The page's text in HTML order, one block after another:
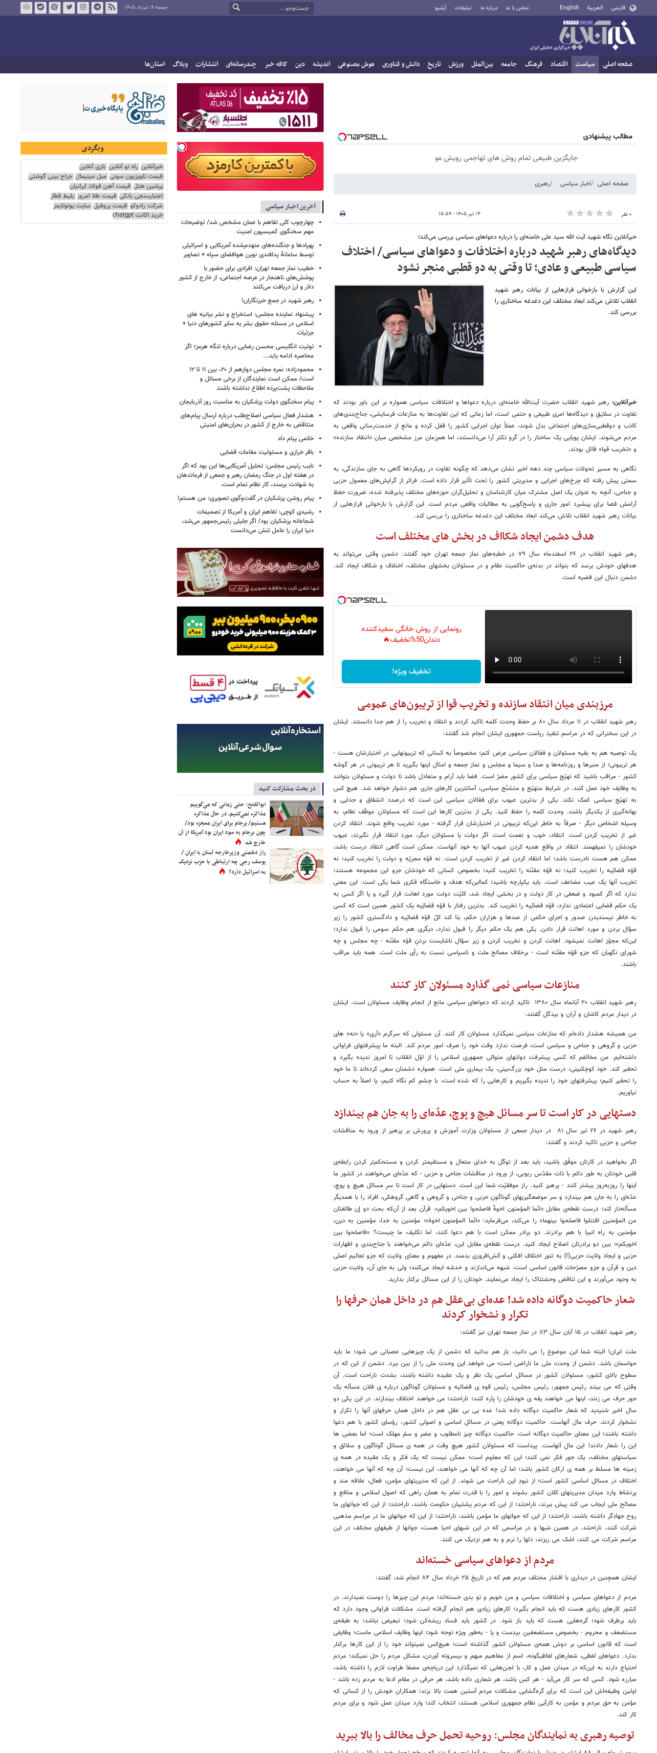
فارسی العربية English تماس با ما درباره ما تبلیغات آرشیو جمعه ۱۶ مرداد ۱۴۰۵
صفحه اصلی سیاست اقتصاد فرهنگ جامعه بین‌الملل ورزش تاریخ دانش و فناوری هوش مصنوعی اندیشه دین کافه خبر چندرسانه‌ای انتشارات وبلاگ استان‌ها
مطالب پیشنهادی
جایگزین طبیعی تمام روش های تهاجمی رویش مو
صفحه اصلی اخبار سیاسی رهبری
۰ نفر ۱۴ تیر ۱۴۰۵ - ۱۵:۵۹
خبرآنلاین نگاه شهید آیت الله سید علی خامنه‌ای را درباره دعواهای سیاسی بررسی می‌کند؛
دیدگاه‌های رهبر شهید درباره اختلافات و دعواهای سیاسی/ اختلاف
سیاسی طبیعی و عادی؛ تا وقتی به دو قطبی منجر نشود
این گزارش با بازخوانی فرازهایی از بیانات رهبر شهید
انقلاب تلاش می‌کند ابعاد مختلف این دغدغه ساختاری را
بررسی کند.
خبرآنلاین:رهبر شهید انقلاب حضرت آیت‌الله خامنه‌ای درباره دعواها و اختلافات سیاسی همواره بر این باور بودند که
تفاوت در سلایق و دیدگاه‌ها امری طبیعی و حتمی است، اما زمانی که این تفاوت‌ها به منازعات فرسایشی، جناح‌بندی‌های
کاذب و دوقطبی‌سازی‌های اجتماعی بدل شوند، عملاً توان اجرایی کشور را قفل کرده و مانع از خدمت‌رسانی واقعی به
مردم می‌شوند. ایشان پویایی یک ساختار را در گرو تکثر آرا می‌دانستند، اما هم‌زمان مرز مشخصی میان «انتقاد سازنده»
و «تخریب قوا» قائل بودند.
نگاهی به مسیر تحولات سیاسی چند دهه اخیر نشان می‌دهد که چگونه تفاوت در رویکردها گاهی به جای سازندگی، به
سمتی پیش رفته که چرخ‌های اجرایی و مدیریتی کشور را تحت تأثیر قرار داده است. فراتر از گرایش‌های معمول حزبی
و جناحی، آنچه به عنوان یک اصل مشترک میان کارشناسان و تحلیل‌گران حوزه‌های مختلف پذیرفته شده، ضرورت حفظ
آرامش فضا برای پیشبرد امور جاری و پاسخ‌گویی به مطالبات واقعی مردم است. این گزارش با بازخوانی فرازهایی از
بیانات رهبر شهید انقلاب تلاش می‌کند ابعاد مختلف این دغدغه ساختاری را بررسی کند.
هدف دشمن ایجاد شکااف در بخش های مختلف است
رهبر شهید انقلاب در ۲۶ اسفندماه سال ۷۹ در خطبه‌های نماز جمعه تهران‌ خود گفتند: دشمن وقتی می‌تواند به
هدفهای خودش برسد که بتواند در بدنه‌ی حاکمیت نظام و در مسئولان بخشهای مختلف، اختلاف و شکاف ایجاد کند.
دشمن دنبال این قضیه است.
رونمایی از روش خانگی سفیدکننده
دندان50%تخفیف🔥
تخفیف ویژه!
مرزبندی میان انتقاد سازنده و تخریب قوا از تریبون‌های عمومی
رهبر شهید انقلاب در ۱۱ مرداد سال ۸۰ بر حفظ وحدت کلمه تاکید کردند و انتقاد و تخریب را از هم جدا دانستند. ایشان
در این سخنرانی که در مراسم تنفیذ ریاست جمهوری ایشان انجام شد گفتند:
یک توصیه هم به بقیه مسئولان و فعّالان سیاسی عرض کنم؛ مخصوصاً به کسانی که تریبونهایی در اختیارشان هست -
هر تریبونی؛ از منبرها و روزنامه‌ها و صدا و سیما و مجلس و نماز جمعه و امثال اینها بگیرید تا هر تریبونی در هر گوشه
کشور - مراقب باشید که تهیّج سیاسی برای کشور مضرّ است. فضا باید آرام و متعادل باشد تا دولت و مسئولان بتوانند
به وظایف خود عمل کنند. در شرایط متهیّج و متشنّج سیاسی، آسانترین کارهای جاری هم دشوار خواهد شد. هیچ کس
به تهیّج سیاسی کمک نکند. یکی از بدترین عیوب برای فعّالان سیاسی این است که درصدد انشقاق و جدایی و
بهانه‌گیری از یکدیگر باشند. وحدت کلمه را حفظ کنید. یکی از بدترین کارها این است که مسئولانِ موظّف نظام، به
وسیله اشخاص دیگر - صرفاً به خاطر این‌که تریبونی در اختیارشان قرار گرفته - مورد تخریب واقع شوند. انتقاد کردن
غیر از تخریب کردن است. انتقاد، خوب و نعمت است. اگر دولت یا مسئولان دیگر، مورد انتقاد قرار نگیرند، عیوب
خودشان را نمیفهمند. انتقاد در واقع هدیه کردن عیوب آنها به خود آنهاست. ممکن است گاهی انتقاد درست باشد،
ممکن هم هست نادرست باشد؛ اما انتقاد کردن غیر از تخریب کردن است. نه قوّه مجریّه و دولت را تخریب کنید؛ نه
قوّه قضایّیه را تخریب کنید؛ نه قوّه مقنّنه را تخریب کنید؛ بخصوص کسانی که خودشان جزو این مجموعه هستند؛
تخریب آنها یک عیب مضاعف است. باید یکپارچه باشید؛ کمااین‌که هدف و خاستگاه فکری شما یکی است. این معنی
ندارد که اگر کمبود و ضعفی در کار دولت و در بخشی ایجاد شد، کلیّت دولت مورد اهانت قرار گیرد و یا اگر کسی به
یک حکم قضایی اعتمادی ندارد، قوّه قضایّیه را تخریب کند. بدترین رفتار با قوّه قضایّیه یک کشور همین است که کسی
به خاطر نپسندیدن صدور و اجرای حکمی از صدها و هزاران حکم، بنا کند کلّ قوّه قضایّیه و دادگستری کشور را زیر
سؤال بردن و مورد اهانت قرار دادن. یکی هم یک حکم دیگر را قبول ندارد، دیگری هم حکم سومی را قبول ندارد؛
این‌که مجوّز اهانت نمیشود. اهانت کردن و تخریب کردن و زیر سؤال ناشایست بردنِ قوّه مقنّنه - چه مجلس و چه
شورای نگهبان که جزو قوّه مقنّنه است - برخلاف مصالح ملت و ناسپاسی نسبت به رأی ملت است. همه باید مراقب
باشند.
منازعات سیاسی نمی گذارد مسئولان کار کنند
رهبر شهید انقلاب ۲۰ آبانماه سال ۱۳۸۰ تاکید کردند که دعواهای سیاسی مانع از انجام وظایف مسئولان است. ایشان
در دیدار مردم کاشان و آران و بیدگل‌ گفتند:
من همیشه هشدار داده‌ام که منازعات سیاسی نمیگذارد مسئولان کار کنند. آن مسئولی که سرگرم «آری» یا «نه» های
حزبی و گروهی و جناحی و سیاسی است، فرصت ندارد وقت خود را صرف امور مردم کند. البته ما پیشرفتهای فراوانی
داشته‌ایم. من مخالفم که کسی پیشرفت دولتهای متوالی جمهوری اسلامی را از اوّل انقلاب تا امروز ندیده بگیرد و
تحقیر کند. خود کوچکبینی، درست مثل خود بزرگ‌بینی، یک بیماری ملی است. همواره دشمنان سعی کرده‌اند تا ما خود
را تحقیر کنیم؛ پیشرفتهای خود را ندیده بگیریم و کارهایی را که شده است، با چشمِ کم نگاه کنیم، یا اصلاً به حساب
نیاوریم.
دستهایی در کار است تا سر مسائل هیچ و پوچ، عدّه‌ای را به جان هم بیندازد
رهبر شهید در ۲۶ تیر سال ۸۱ در دیدار جمعی از مسئولان وزارت آموزش و پرورش‌ بر پرهیز از ورود به مناقشات
جناحی و حزبی تاکید کردند و گفتند:
اگر بخواهید در کارتان موفّق باشید، باید بعد از توکّل به خدای متعال و مستقیمتر کردن و مستحکم‌تر کردن رابطه‌ی
قلبی خودتان به طور دائم با ذات مقدّس ربوبی، از ورود در مناقشات جناحی و حزبی - که عدّه‌ای می‌خواهند در کشور ما
اینها را روزبه‌روز بیشتر کنند - پرهیز کنید. راز موفقیّت شما این است. دستهایی در کار است تا سرِ مسائل هیچ و پوچ،
عدّه‌ای را به جان هم بیندازد و سر موضعگیریهای گوناگونِ حزبی و جناحی و گروهی و گاهی گروهکی، افراد را با همدیگر
مسأله‌دار کند؛ درست نقطه‌ی مقابل «انّما المؤمنون اخوةٌ فاصلحوا بین اخویکم». قرآن بعد از آن‌که بحث «و إن طائفتان
من المؤمنین اقتتلوا فاصلحوا بینهما» را می‌کند، می‌فرماید: «انّما المؤمنون اخوة»؛ مؤمنین به خدا، مؤمنین به دین،
مؤمنین به راه انبیا با هم برادرند. دو برادر ممکن است با هم دعوا کنند، اما تکلیف ما چیست؟ «فاصلحوا بین
اخویکم»؛ بین دو برادرتان اصلاح ایجاد کنید. درست نقطه‌ی مقابل این، عدّه‌ای دائم می‌خواهند با جناح‌بندی و اظهارات
حزبی و ایجاد ولایت حزبی(!) به تنور اختلاف افکنی و آتش‌افروزی بدمند. در مفهوم و معنای ولایت که جزو تعالیم اصلی
دین و قرآن و جزو مصرّحات قانون اساسی است، شبهه می‌اندازند و خدشه ایجاد می‌کنند؛ ولی به جای آن، ولایت حزبی
به وجود می‌آورند و این تناقض وحشتناک را ایجاد می‌نمایند. خودتان را از این مسائل برکنار بدارید.
شعار حاکمیت دوگانه داده شد! عده‌ای بی‌عقل هم در داخل همان حرفها را
تکرار و نشخوار کردند
رهبر شهید انقلاب در ۱۵ آبان سال ۸۳ در نماز جمعه تهران نیز گفتند:
ملت ایران! البته شما این موضوع را می دانید، باز هم بدانید که دشمن از یک چیزهایی عصبانی می شود؛ ما باید
حواسمان باشد. دشمن از وحدت ملی ما ناراضی است؛ می خواهد این وحدت ملی را از بین ببرد. دشمن از این که در
سطوح بالای کشور، مسئولان کشور در مسائل اساسی یک نظر و یک عقیده داشته باشند، بشدت ناراحت است. آن
وقتی که می بینند رئیس جمهور، رئیس مجلس، رئیس قوه ی قضائیه و مسئولان گوناگون درباره ی فلان مسأله یک
جور حرف می زنند، اینها می خواهند یقه ی خودشان را پاره کنند؛ ناراحتند؛ می خواهند اختلاف بیندازند. در این یکی دو
سال اخیر شنیدید که شعار حاکمیت دوگانه داده شد! عده یی بی عقل هم در داخل همان حرفهای آنها را تکرار و
نشخوار کردند. حرف مال آنهاست. حاکمیت دوگانه یعنی در مسائل اساسی و اصولی کشور، رؤسای کشور با هم دعوا
داشته باشند؛ این معنای حاکمیت دوگانه است. حاکمیت دوگانه چیز نامطلوب و مضر و سمّ مهلک است؛ اما بعضی ها
این را شعار دادند! این مالِ آنهاست. پیداست که مسئولان کشور هیچ وقت در همه ی مسائل گوناگون و سلائق و
سیاستهای مختلف، یک جور فکر نمی کنند؛ این که معلوم است؛ ممکن نیست که یک فکر و یک عقیده در همه ی
زمینه ها مسلط بر همه ی ارکان کشور باشد؛ اما آن چه که آنها می خواهند، این نیست؛ آن چه که آنها می خواهند،
اختلاف در مسائل اساسی کشور است؛ از نبودِ این ناراحت می شوند. از این که مدیریتهای مؤمن، فعال، علاقه مند و
پرنشاط وارد میدان مدیریتهای کلان کشور بشوند و امور را با قدرت تمام به همان راهی که اصول اسلامی و منافع و
مصالح ملی ایجاب می کند پیش ببرند، ناراحتند؛ از این که مردم پشتیبان حکومت باشند، ناراحتند؛ از این که جوانهای ما
روح جهادگر داشته باشند، ناراحتند؛ از این که جوانهای ما مؤمن باشند، ناراحتند؛ از این که جوانهای ما در مراسم مذهبی
شرکت کنند، ناراحتند. در همین شبها و در مراسمی که در این شبهای احیا هست، جوانها از طیفهای مختلف در این
مراسم شرکت می کنند، اشک می ریزند، دلها را نرم و به هم نزدیک می کنند.
مردم از دعواهای سیاسی خسته‌اند
ایشان همچنین در دیداری با اقشار مختلف مردم‌ هم که در تاریخ ۲۵ خرداد سال ۸۴ انجام شد، گفتند:
مردم از دعواهای سیاسی و اختلافات سیاسی و من خوبم و تو بدی خسته‌اند؛ مردم این چیزها را دوست نمیدارند. در
کشور کارهای زیادی هست که باید انجام بگیرد؛ کارهای زیادی هم انجام گرفته است. مشکلات فراوانی وجود دارد که
باید برطرف شود؛ گره‌هایی هست که باید باز شود. در کشور باید فساد ریشه‌کن شود؛ تبعیض نباشد؛ به طبقه‌ی
مستضعف و محروم - بخصوص مستضعفینِ بیدست و پا - به‌طور ویژه توجه شود؛ اینها وظایف اسلامی ماست؛ وظایفی
است که قانون اساسی بر دوش همه‌ی مسئولان کشور گذاشته است؛ هیچ‌کس نمیتواند خود را از این کارها برکنار
بدارد. دعواهای لفظی، شعارهای لفاظیگونه، اسم از مفاهیم مبهم و بیسروته آوردن، مشکل مردم را حل نمیکند؛ مردم
احتیاج دارند به این‌که در میدان عمل و کار، با لجن‌هایی که نمیگذارد این دریاچه‌ی مصفا طراوت لازم را داشته باشد،
مبارزه شود. کسی که سر کار می‌آید - هر کس باشد، هر شعاری داده باشد، هر حرفی در مقام ادعا به مردم زده باشد -
اولین وظیفه‌اش این است که برای گره‌گشایی مشکلات مردم آستین همت بالا بزند؛ همکاران خودش را از کسانی که
مؤمن به حق مردم و مؤمن به کارآیی نظام جمهوری اسلامی هستند، انتخاب کند؛ وارد میدان عمل شود و برای مردم
کار کند.
توصیه رهبری به نمایندگان مجلس: روحیه تحمل حرف مخالف را بالا ببرید
آخرین اخبار سیاسی
چهارچوب کلی تفاهم با عمان مشخص شد/ توضیحات
مهم سخنگوی کمیسیون امنیت
پهپادها و جنگنده‌های منهدم‌شده آمریکایی و اسرائیلی
توسط سامانۀ پدافندی نوین هوافضای سپاه + تصاویر
خطیب نماز جمعه تهران: افرادی برای حضور با
پوشش‌های ناهنجار در عرصه اجتماعی، از خارج از کشور
دلار و ارز دریافت می‌کنند
رهبر شهید در جمع خبرنگاران!
پیشنهاد نماینده مجلس: استخراج و نشر بیانیه های
اسلامی در مسئله حقوق بشر به سایر کشورهای دنیا +
جزئیات
توئیت انگلیسی محسن رضایی درباره تنگه هرمز؛ اگر
محاصره ادامه یابد...
محمودزاده: نمره مجلس دوازهم از ۲۰، بین ۱۱ تا ۱۲
است/ ممکن است نمایندگان از برخی مسائل و
ملاحظات پشت‌پرده اطلاع نداشته باشند
پیام سخنگوی دولت پزشکیان به مناسبت روز آذربایجان
هشدار فعال سیاسی اصلاح‌طلب درباره ارسال پیام‌های
متناقض به خارج از کشور در بحران‌های امنیتی
خاتمی پیام داد
باقر خرازی و مسئولیت مقامات قضایی
نایب رئیس مجلس: تحلیل آمریکایی‌ها این بود که اگر
در هفته اول در جنگ رمضان رهبر و جمعی از فرماندهان
به شهادت برسند، کار نظام تمام است.
پیام روشن پزشکیان در گفت‌وگوی تصویری: من هستم!
رشیدی کوچی: تفاهم ایران و آمریکا از تصمیمات
شجاعانه پزشکیان بود/ اگر جلیلی رئیس‌جمهور می‌شد،
دنیا ایران را عامل تنش می‌دانست
در بحث مشارکت کنید
ابوالفتح: حتی زمانی که می‌گوییم
مذاکره نمی‌کنیم، در حال مذاکره
هستیم/ برجام برای ایران معجزه بود/
چون برجام به سود ایران بود آمریکا از آن
خارج شد
راز دشمنی وزیرخارجه لبنان با ایران /
یوسف رجی چه ارتباطی با حزب نزدیک
به اسرائیل دارد؟
وبگردی
خبرآنلاین راه نو آنلاین بازی آنلاین
قیمت تلویزیون سونی مبل مینیمال جراح بینی گوشتی
پرشین هتل قیمت آهن فولاد ایرانیان
اعتبارسنجی بانکی قیمت طلا امروز بلیط قطار
شرکت رادوکو قیمت پروفیل سایت یوتوتایمز
خرید اکانت chatgpt